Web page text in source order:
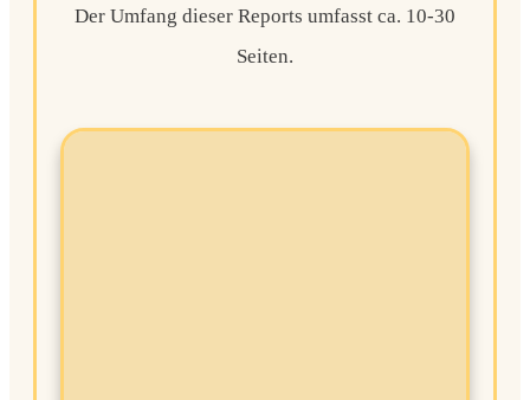
Der Umfang dieser Reports umfasst ca. 10-30
Seiten.